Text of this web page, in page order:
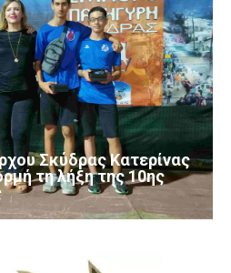
Σκύδρας Κατερίνας
τη λήξη της 10ης